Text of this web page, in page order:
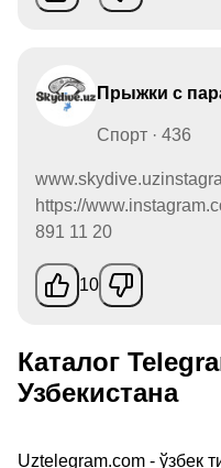
Прыжки с
Спорт · 436
https://
891 11 20
10
Каталог
Узбекистана
Uztelegram.com - ўзбек